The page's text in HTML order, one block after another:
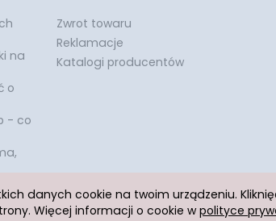
na
o
- co
Zwrot towaru
Reklamacje
Katalogi producentów
danych cookie na twoim urządzeniu.
Więcej informacji o cookie wpolityce